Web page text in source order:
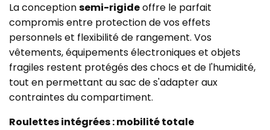
La conceptionsemi-rigideoffre le parfait
compromis entre protection de vos effets
personnels et flexibilité de rangement. Vos
vêtements, équipements électroniques et objets
fragiles restent protégés des chocs et de l'humidité,
tout en permettant au sac de s'adapter aux
contraintes du compartiment.
Roulettes intégrées : mobilité totale